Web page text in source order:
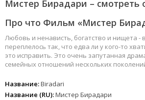
Мистер Бирадари – смотреть
Про что Фильм «Мистер
Любовь и ненависть, богатство и нищета -
переплелось так, что едва ли у кого-то
это исправить. Это очень запутанная
семейных отношений нескольких
Название:Biradari
Название (RU):Мистер Бирадари